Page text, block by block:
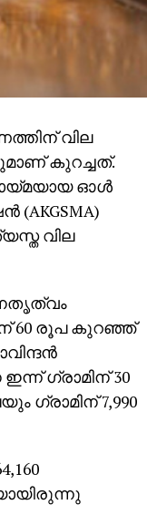
വില
കുറച്ചത്.
ഓൾ
വില
60 രൂപ കുറഞ്ഞ്
ഗ്രാമിന് 30
ഗ്രാമിന് 7,990